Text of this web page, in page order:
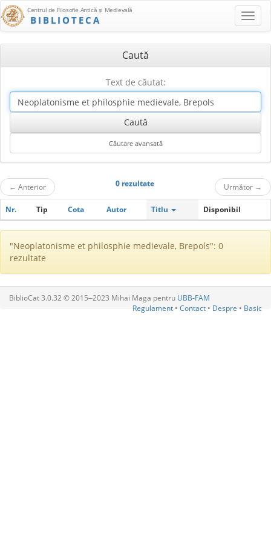
Centrul de Filosofie Antică şi Medievală
BIBLIOTECA
Caută
Text de căutat:
← Anterior 0 rezultate Următor →
Nr. Tip Cota Autor Titlu Disponibil
"Neoplatonisme et philosphie medievale, Brepols": 0
rezultate
BiblioCat 3.0.32 © 2015‒2023 Mihai Maga pentru UBB-FAM
Regulament • Contact • Despre • Basic